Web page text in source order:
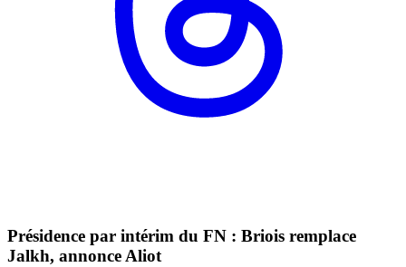
Présidence par intérim du FN : Briois remplace
Jalkh, annonce Aliot